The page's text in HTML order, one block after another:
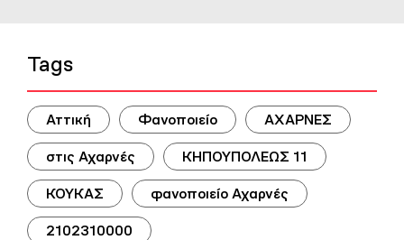
Tags
Αττική Φανοποιείο ΑΧΑΡΝΕΣ
στις Αχαρνές ΚΗΠΟΥΠΟΛΕΩΣ 11
ΚΟΥΚΑΣ φανοποιείο Αχαρνές
2102310000